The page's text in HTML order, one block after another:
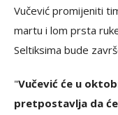
Vučević promijeniti
martu i lom prsta
Seltiksima bude
"Vučević će u
pretpostavlja da